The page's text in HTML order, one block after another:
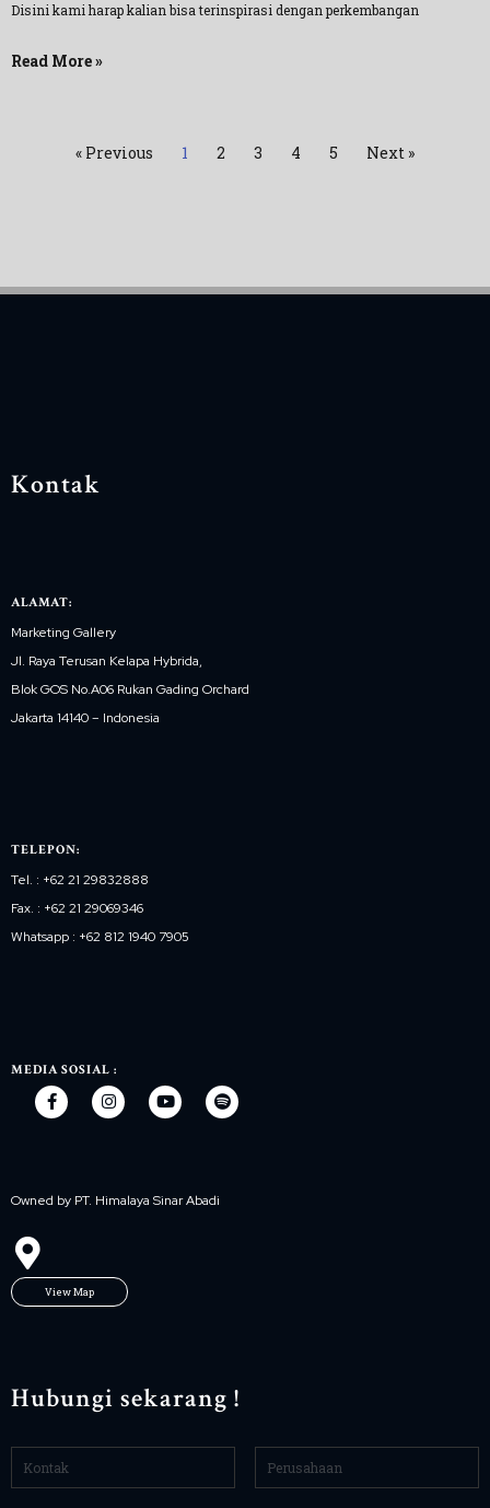
Disini kami harap kalian bisa terinspirasi dengan perkembangan
Read More »
« Previous 1 2 3 4 5 Next »
Kontak
ALAMAT:
Marketing Gallery
Jl. Raya Terusan Kelapa Hybrida,
Blok GOS No.A06 Rukan Gading Orchard
Jakarta 14140 – Indonesia
TELEPON:
Tel. : +62 21 29832888
Fax. : +62 21 29069346
Whatsapp : +62 812 1940 7905
MEDIA SOSIAL :
Owned by PT. Himalaya Sinar Abadi
View Map
Hubungi sekarang !